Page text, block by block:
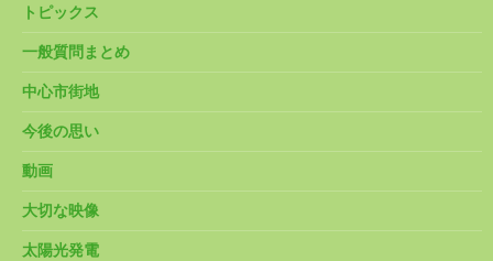
トピックス
一般質問まとめ
中心市街地
今後の思い
動画
大切な映像
太陽光発電